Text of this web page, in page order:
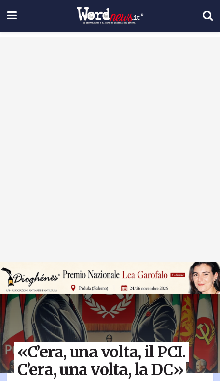
«C’era, una volta, il PCI.
C’era, una volta, la DC»